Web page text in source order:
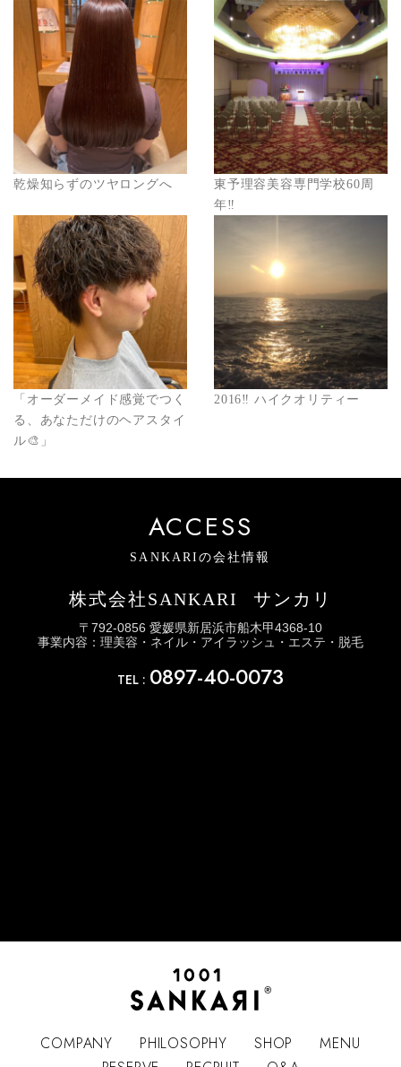
乾燥知らずのツヤロングへ
東予理容美容専門学校60周
年‼︎
「オーダーメイド感覚でつく
る、あなただけのヘアスタイ
ル🎨」
2016‼️ ハイクオリティー
ACCESS
SANKARIの会社情報
株式会社SANKARI サンカリ
〒792-0856 愛媛県新居浜市船木甲4368-10
事業内容：理美容・ネイル・アイラッシュ・エステ・脱毛
TEL : 0897-40-0073
COMPANY PHILOSOPHY SHOP
MENU